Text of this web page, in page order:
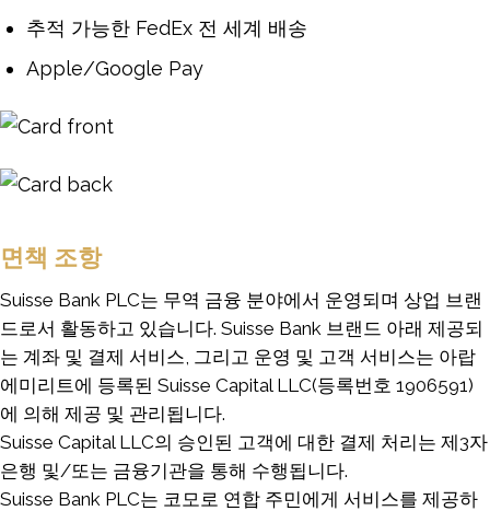
추적 가능한 FedEx 전 세계 배송
Apple/Google Pay
Image
Image
면책 조항
Suisse Bank PLC는 무역 금융 분야에서 운영되며 상업 브랜
드로서 활동하고 있습니다. Suisse Bank 브랜드 아래 제공되
는 계좌 및 결제 서비스, 그리고 운영 및 고객 서비스는 아랍
에미리트에 등록된 Suisse Capital LLC(등록번호 1906591)
에 의해 제공 및 관리됩니다.
Suisse Capital LLC의 승인된 고객에 대한 결제 처리는 제3자
은행 및/또는 금융기관을 통해 수행됩니다.
Suisse Bank PLC는 코모로 연합 주민에게 서비스를 제공하